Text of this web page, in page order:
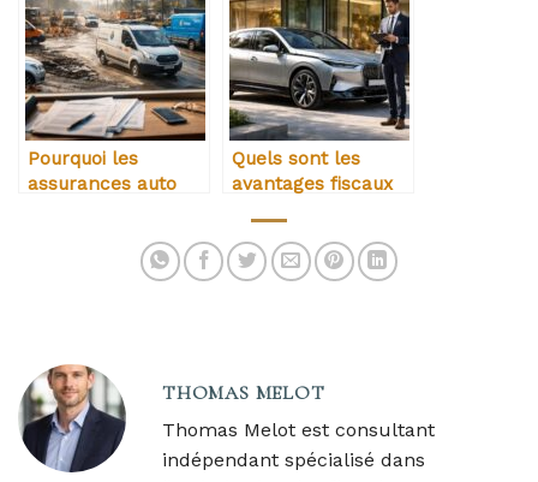
Pourquoi les
assurances auto
Quels sont les
avantages fiscaux
THOMAS MELOT
Thomas Melot est consultant
indépendant spécialisé dans